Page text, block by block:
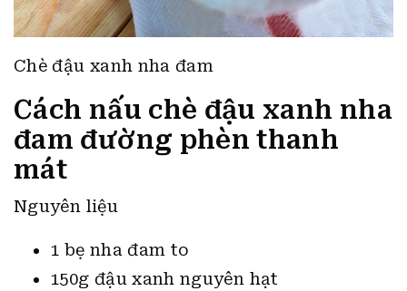
Chè đậu xanh nha đam
Cách nấu chè đậu xanh nha
đam đường phèn thanh
mát
Nguyên liệu
1 bẹ nha đam to
150g đậu xanh nguyên hạt